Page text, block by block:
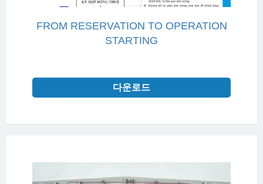
FROM RESERVATION TO OPERATION
STARTING
다운로드